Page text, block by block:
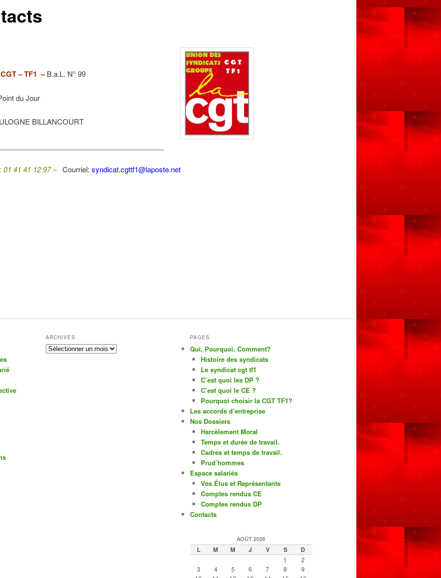
– TF1 –B.a.L. N° 99
du Jour
BILLANCOURT
01 41 41 12 97 – Courriel: syndicat.cgttf1@laposte.net
ARCHIVES
Archives
PAGES
Qui, Pourquoi, Comment?
Histoire des syndicats
Le syndicat cgt tf1
C’est quoi les DP ?
C’est quoi le CE ?
Pourquoi choisir la CGT TF1?
Les accords d’entreprise
Nos Dossiers
Harcèlement Moral
Temps et durée de travail.
Cadres et temps de travail.
Prud’hommes
Espace salariés
Vos Élus et Représentants
Comptes rendus CE
Comptes rendus DP
Contacts
AOÛT 2026
L M M J V S D
1
2
3
4 5 6 7 8
9